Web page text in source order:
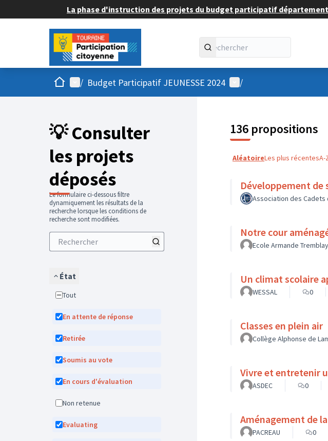
La phase d'instruction des projets du budget participatif
AccueilMenu principal
/ Budget Participatif JEUNESSE 2024 Menu utilisateur
/
💡 Consulter
les projets
déposés
Le formulaire ci-dessous filtre
dynamiquement les résultats de la
recherche lorsque les conditions de
recherche sont modifiées.
État
Tout
En attente de réponse
Retirée
Soumis au vote
En cours d'évaluation
Non retenue
Evaluating
136 propositions
AléatoireLes plus récentesA-
Développement de
Association des Cadets
Notre cour
Ecole Armande Tremblay
Un climat scolaire
WESSAL 0
Classes en plein air
Collège Alphonse de
Vivre et entretenir
ASDEC 0
Aménagement de
PACREAU 0